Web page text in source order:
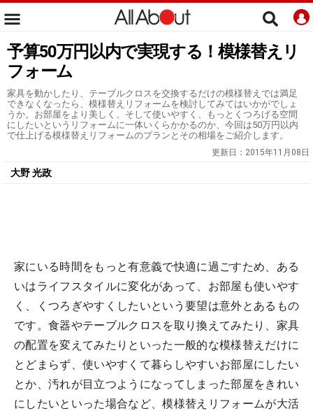
予算50万円以内で実現する！模様替えリ
フォーム
家具を動かしたり、テーブルクロスを交換するだけの模様替えでは満足
できなくなったら、模様替えリフォームを検討してみてはいかがでしょ
うか。お部屋をより美しく、そして使いやすく、もっとくつろげる空間
にしたいというリフォームに一体いくらかかるのか、今回は50万円以内
で仕上げる模様替えリフォームのプランとその相場をご紹介します。
更新日： 2015年11月08日
大野 光政
家にいる時間をもっと有意義で快適に過ごすため、ある
いはライフスタイルに変化があって、お部屋も使いやす
く、くつろぎやすくしたいという要望は意外とあるもの
です。食器やテーブルクロスを取り換えてみたり、家具
の配置を変えてみたりといった一般的な模様替えだけに
とどまらず、使いやすくて暮らしやすいお部屋にしたい
とか、汚れが目立つようになってしまった部屋をきれい
にしたいといった場合など、模様替えリフォームが大活